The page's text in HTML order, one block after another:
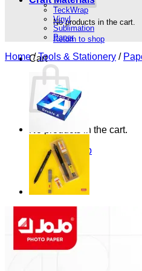
No products in the cart.
Return to shop
Cart
No products in the cart.
Return to shop
TeckWrap
Vinyl
Sublimation
Paper
Home / Tools & Stationery /